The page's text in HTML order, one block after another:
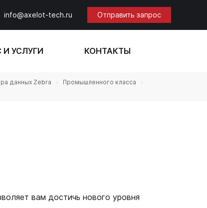
info@axelot-tech.ru Отправить запрос
И УСЛУГИ КОНТАКТЫ
данных Zebra
Промышленного класса
вам достичь нового уровня